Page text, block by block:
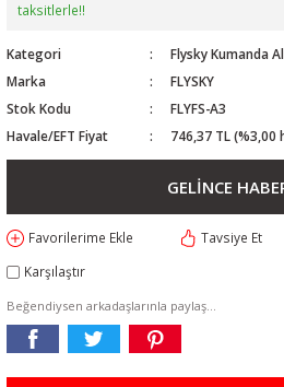
taksitlerle!!
Kategori
Flysky Kumanda
Marka
FLYSKY
Stok Kodu
FLYFS-A3
Havale/EFT Fiyat
746,37 TL (%3,00
GELİNCE
Tavsiye Et
Karşılaştır
Beğendiysen arkadaşlarınla paylaş...